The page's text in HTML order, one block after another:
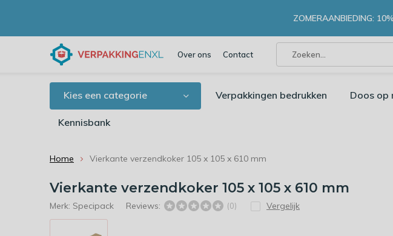
Over ons Contact
ZOMERAANBIEDING:
Kies een categorie Verpakkingen bedrukken Doos op
Kennisbank
Home Vierkante verzendkoker 105 x 105 x 610 mm
Vierkante verzendkoker 105 x 105 x 610 mm
Merk: Specipack Reviews: (0) Vergelijk